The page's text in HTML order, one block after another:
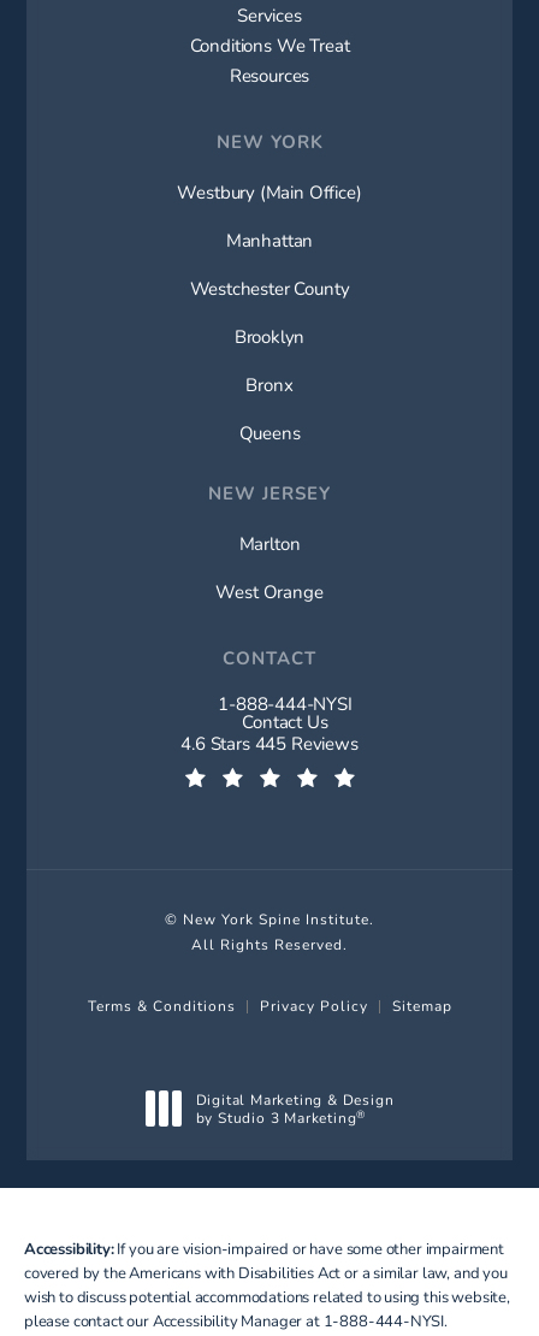
Services
Conditions We Treat
Resources
NEW YORK
Westbury (Main Office)
Manhattan
Westchester County
Brooklyn
Bronx
Queens
NEW JERSEY
Marlton
West Orange
CONTACT
Call New York Spine Institute on
1-888-444-NYSI
Contact Us
New York Spine Institute reviews:
4.6 Stars 445 Reviews
© New York Spine Institute.
All Rights Reserved.
Terms & Conditions Privacy Policy Sitemap
Digital Marketing & Design
by Studio 3 Marketing®
Accessibility:If you are vision-impaired or have some other impairment
covered by the Americans with Disabilities Act or a similar law, and you
wish to discuss potential accommodations related to using this website,
please contact our Accessibility Manager at 1-888-444-NYSI.